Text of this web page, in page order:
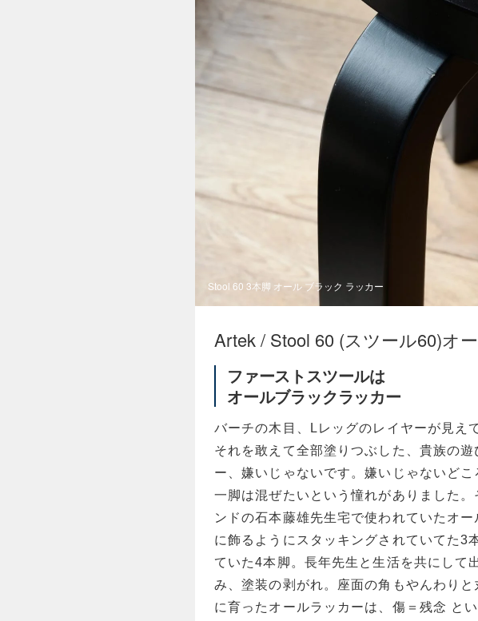
Stool 60 3本脚 オール ブラック ラッカー
Artek / Stool 60 (スツール60)オ
ファーストスツールは
オールブラックラッカー
バーチの木目、Lレッグのレイヤーが見え
それを敢えて全部塗りつぶした、貴族の
ー、嫌いじゃないです。嫌いじゃないど
一脚は混ぜたいという憧れがありました
ンドの石本藤雄先生宅で使われていたオ
に飾るようにスタッキングされていてた3
ていた4本脚。長年先生と生活を共にして
み、塗装の剥がれ。座面の角もやんわり
に育ったオールラッカーは、傷＝残念 と